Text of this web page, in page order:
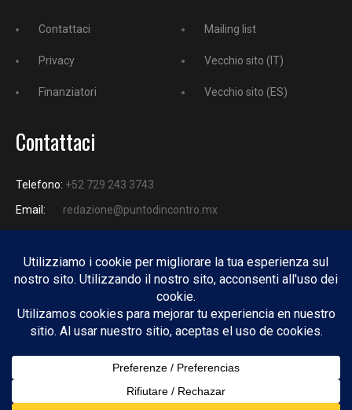
Contattaci
Privacy
Finanziatori
Mailing list
Vecchio sito (IT)
Vecchio sito (ES)
Contattaci
Telefono: +52 729 243 3743
Email:
redazione@puntodincontro.mx
PUNTODINCONTRO
Copyright © 2025 Puntodincontro